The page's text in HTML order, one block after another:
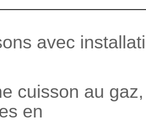
avec
cuisson au
en